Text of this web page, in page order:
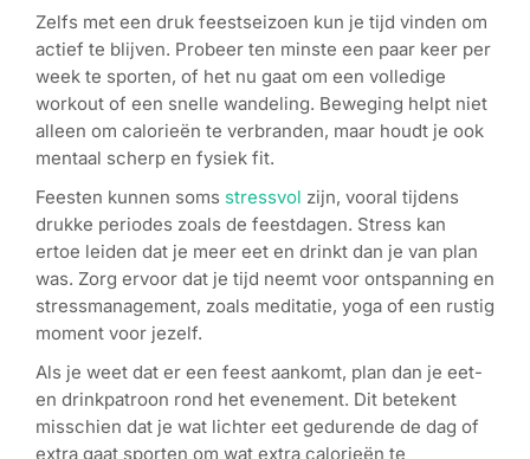
Zelfs met een druk feestseizoen kun je tijd vinden om
actief te blijven. Probeer ten minste een paar keer per
week te sporten, of het nu gaat om een volledige
workout of een snelle wandeling. Beweging helpt niet
alleen om calorieën te verbranden, maar houdt je ook
mentaal scherp en fysiek fit.
Feesten kunnen soms stressvol zijn, vooral tijdens
drukke periodes zoals de feestdagen. Stress kan
ertoe leiden dat je meer eet en drinkt dan je van plan
was. Zorg ervoor dat je tijd neemt voor ontspanning en
stressmanagement, zoals meditatie, yoga of een rustig
moment voor jezelf.
Als je weet dat er een feest aankomt, plan dan je eet-
en drinkpatroon rond het evenement. Dit betekent
misschien dat je wat lichter eet gedurende de dag of
extra gaat sporten om wat extra calorieën te